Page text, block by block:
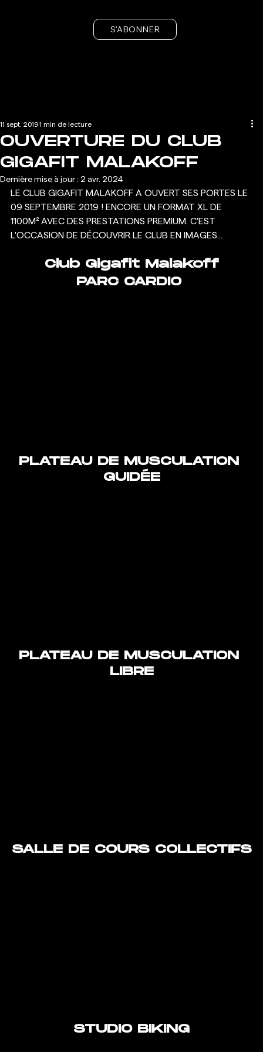
S'ABONNER
OUVERTURE DU CLUB
GIGAFIT MALAKOFF
11 sept. 20191 min de lecture
Dernière mise à jour : 2 avr. 2024
LE CLUB GIGAFIT MALAKOFF A OUVERT SES PORTES LE
09 SEPTEMBRE 2019 ! ENCORE UN FORMAT XL DE
1100M² AVEC DES PRESTATIONS PREMIUM. C'EST
L'OCCASION DE DÉCOUVRIR LE CLUB EN IMAGES...
Club Gigafit Malakoff
PARC CARDIO
PLATEAU DE MUSCULATION
GUIDÉE
PLATEAU DE MUSCULATION
LIBRE
SALLE DE COURS COLLECTIFS
STUDIO BIKING